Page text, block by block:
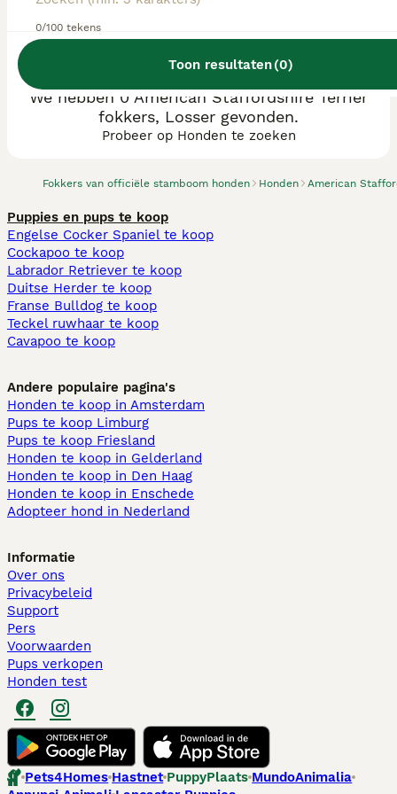
0/100 tekens
Toon resultaten(0)
Fokkers van officiële stamboom honden Honden American
We hebben 0 American Staffordshire Terriër
fokkers, Losser gevonden.
Probeer op Honden te zoeken
Puppies en pups te koop
Engelse Cocker Spaniel te koop
Cockapoo te koop
Labrador Retriever te koop
Duitse Herder te koop
Franse Bulldog te koop
Teckel ruwhaar te koop
Cavapoo te koop
Andere populaire pagina's
Honden te koop in Amsterdam
Pups te koop Limburg​
Pups te koop Friesland​
Honden te koop in Gelderland
Honden te koop in Den Haag
Honden te koop in Enschede
Adopteer hond in Nederland
Informatie
Over ons
Privacybeleid
Support
Pers
Voorwaarden
Pups verkopen
Honden test
Pets4Homes Hastnet PuppyPlaats MundoAnimalia